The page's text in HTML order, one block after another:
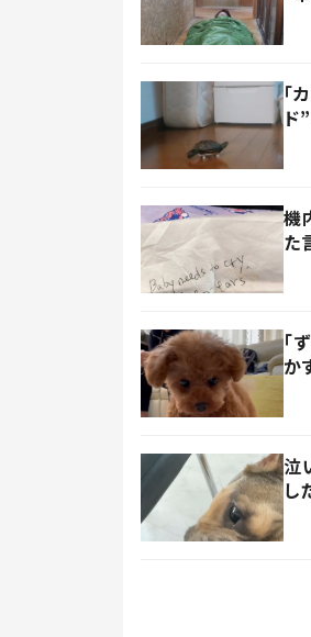
「
ド
機
た
「
か
泣
し